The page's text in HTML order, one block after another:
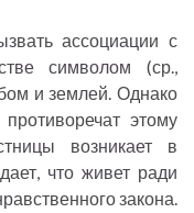
ассоциации с
символом (ср.,
и землей. Однако
этому
возникает в
что живет ради
закона.